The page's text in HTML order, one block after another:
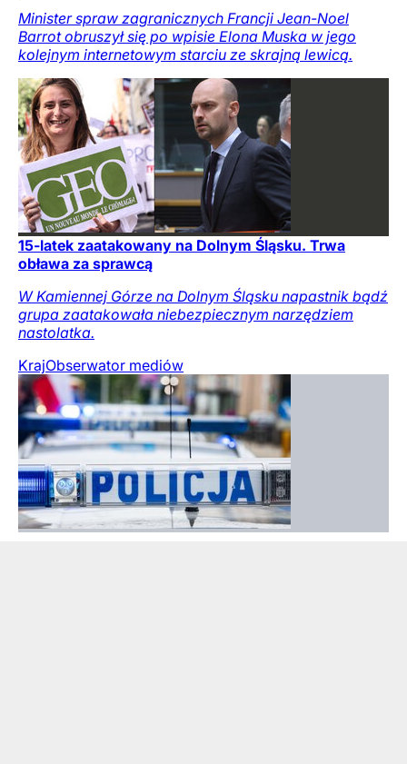
Minister spraw zagranicznych Francji Jean-Noel
Barrot obruszył się po wpisie Elona Muska w jego
kolejnym internetowym starciu ze skrajną lewicą.
15-latek zaatakowany na Dolnym Śląsku. Trwa
obława za sprawcą
W Kamiennej Górze na Dolnym Śląsku napastnik bądź
grupa zaatakowała niebezpiecznym narzędziem
nastolatka.
KrajObserwator mediów